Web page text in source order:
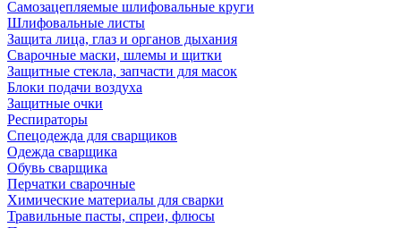
Самозацепляемые шлифовальные круги
Шлифовальные листы
Защита лица, глаз и органов дыхания
Сварочные маски, шлемы и щитки
Защитные стекла, запчасти для масок
Блоки подачи воздуха
Защитные очки
Респираторы
Спецодежда для сварщиков
Одежда сварщика
Обувь сварщика
Перчатки сварочные
Химические материалы для сварки
Травильные пасты, спреи, флюсы